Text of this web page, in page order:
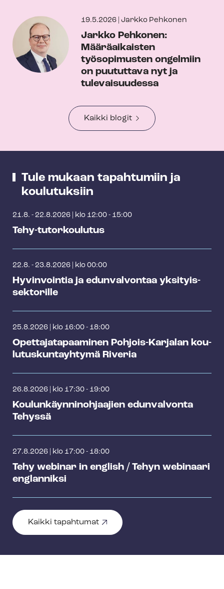
19.5.2026 Jarkko Pehkonen
Jarkko Pehkonen:
Määräaikaisten
työsopimusten ongelmiin
on puututtava nyt ja
tulevaisuudessa
Kaikki blogit
Tule mukaan tapahtumiin ja
koulutuksiin
21.8. - 22.8.2026 klo 12:00 - 15:00
Tehy-​tutorkoulutus
22.8. - 23.8.2026 klo 00:00
Hyvinvointia ja edunvalvontaa yk­si­tyis­
sek­to­ril­le
25.8.2026 klo 16:00 - 18:00
Opet­ta­ja­ta­paa­mi­nen Pohjois-Karjalan kou­
lu­tus­kun­tayh­ty­mä Riveria
26.8.2026 klo 17:30 - 19:00
Kou­lun­käyn­ni­noh­jaa­jien edunvalvonta
Tehyssä
27.8.2026 klo 17:00 - 18:00
Tehy webinar in english / Tehyn webinaari
englanniksi
Kaikki tapahtumat